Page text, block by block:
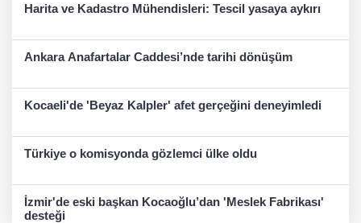
Harita ve Kadastro Mühendisleri: Tescil yasaya aykırı
Ankara Anafartalar Caddesi’nde tarihi dönüşüm
Kocaeli'de 'Beyaz Kalpler' afet gerçeğini deneyimledi
Türkiye o komisyonda gözlemci ülke oldu
İzmir'de eski başkan Kocaoğlu’dan 'Meslek Fabrikası'
desteği